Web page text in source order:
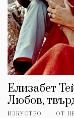
Елизабет
Любов,
ИЗКУСТВО ОТ